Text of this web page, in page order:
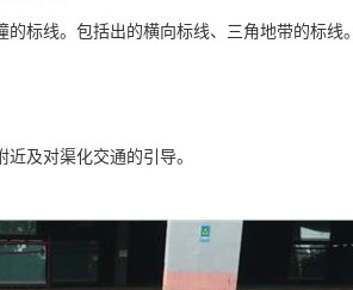
标线。包括出的横向标线、三角地带的标线。
及对渠化交通的引导。